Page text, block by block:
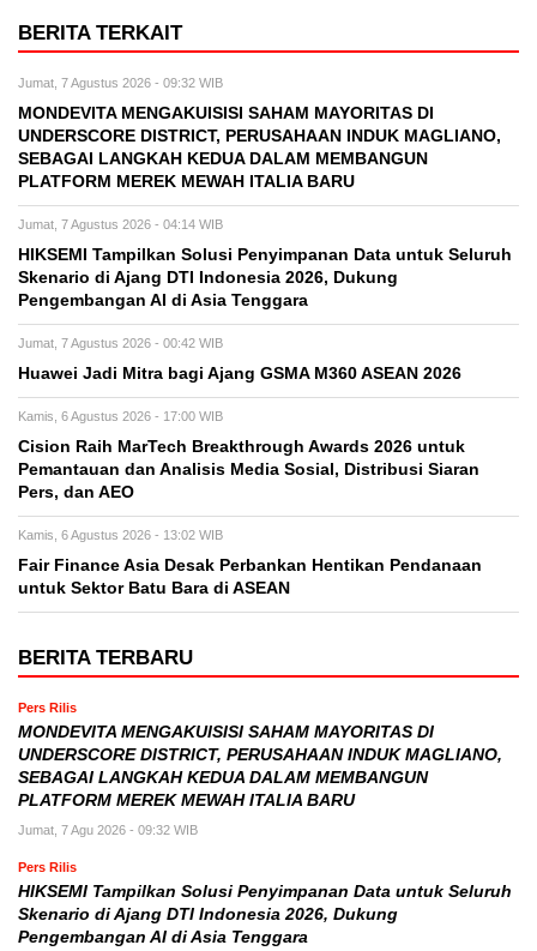
BERITA TERKAIT
Jumat, 7 Agustus 2026 - 09:32 WIB
MONDEVITA MENGAKUISISI SAHAM MAYORITAS DI
UNDERSCORE DISTRICT, PERUSAHAAN INDUK MAGLIANO,
SEBAGAI LANGKAH KEDUA DALAM MEMBANGUN
PLATFORM MEREK MEWAH ITALIA BARU
Jumat, 7 Agustus 2026 - 04:14 WIB
HIKSEMI Tampilkan Solusi Penyimpanan Data untuk Seluruh
Skenario di Ajang DTI Indonesia 2026, Dukung
Pengembangan AI di Asia Tenggara
Jumat, 7 Agustus 2026 - 00:42 WIB
Huawei Jadi Mitra bagi Ajang GSMA M360 ASEAN 2026
Kamis, 6 Agustus 2026 - 17:00 WIB
Cision Raih MarTech Breakthrough Awards 2026 untuk
Pemantauan dan Analisis Media Sosial, Distribusi Siaran
Pers, dan AEO
Kamis, 6 Agustus 2026 - 13:02 WIB
Fair Finance Asia Desak Perbankan Hentikan Pendanaan
untuk Sektor Batu Bara di ASEAN
BERITA TERBARU
Pers Rilis
MONDEVITA MENGAKUISISI SAHAM MAYORITAS DI
UNDERSCORE DISTRICT, PERUSAHAAN INDUK MAGLIANO,
SEBAGAI LANGKAH KEDUA DALAM MEMBANGUN
PLATFORM MEREK MEWAH ITALIA BARU
Jumat, 7 Agu 2026 - 09:32 WIB
Pers Rilis
HIKSEMI Tampilkan Solusi Penyimpanan Data untuk Seluruh
Skenario di Ajang DTI Indonesia 2026, Dukung
Pengembangan AI di Asia Tenggara